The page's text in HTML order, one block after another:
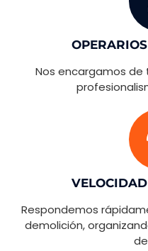
Nos encargamos de
Respondemos
demolición,